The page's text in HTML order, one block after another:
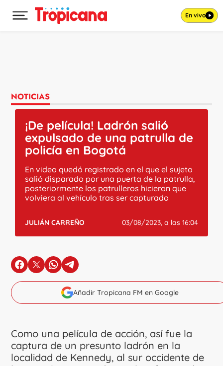
Desplegar menú principal En vivo
NOTICIAS
¡De película! Ladrón salió
expulsado de una patrulla de
policía en Bogotá
En video quedó registrado en el que el sujeto
salió disparado por una puerta de la patrulla,
posteriormente los patrulleros hicieron que
volviera al vehículo tras ser capturado
JULIÁN CARREÑO 03/08/2023, a las 16:04
en Facebook
en Xen Whatsapp
en Telegram
Añadir Tropicana FM en Google
Como una película de acción, así fue la
captura de un presunto ladrón en la
localidad de Kennedy, al sur occidente de